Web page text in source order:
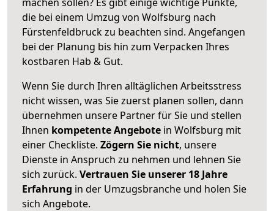
die bei einem Umzug von Wolfsburg nach
Fürstenfeldbruck zu beachten sind. Angefangen
bei der Planung bis hin zum Verpacken Ihres
kostbaren Hab & Gut.
Wenn Sie durch Ihren alltäglichen Arbeitsstress
nicht wissen, was Sie zuerst planen sollen, dann
übernehmen unsere Partner für Sie und stellen
Ihnen kompetente Angebote in Wolfsburg mit
einer Checkliste. Zögern Sie nicht, unsere
Dienste in Anspruch zu nehmen und lehnen Sie
sich zurück. Vertrauen Sie unserer 18 Jahre
Erfahrung in der Umzugsbranche und holen Sie
sich Angebote.